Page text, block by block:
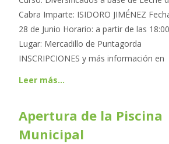
Cabra Imparte: ISIDORO JIMÉNEZ
28 de Junio Horario: a partir de las
Lugar: Mercadillo de Puntagorda
INSCRIPCIONES y más información en
Leer más…
Apertura de la Piscina
Municipal